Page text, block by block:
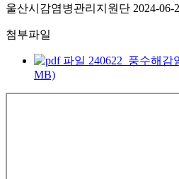
울산시감염병관리지원단 2024-06-
첨부파일
240622_풍수해감
MB)